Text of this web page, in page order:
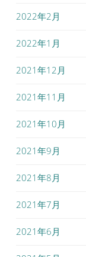
2022年2月
2022年1月
2021年12月
2021年11月
2021年10月
2021年9月
2021年8月
2021年7月
2021年6月